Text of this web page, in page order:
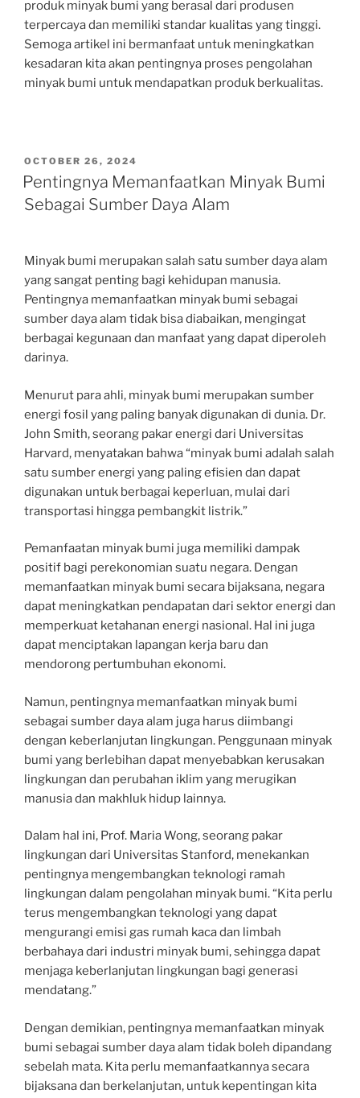
produk minyak bumi yang berasal dari produsen
terpercaya dan memiliki standar kualitas yang tinggi.
Semoga artikel ini bermanfaat untuk meningkatkan
kesadaran kita akan pentingnya proses pengolahan
minyak bumi untuk mendapatkan produk berkualitas.
POSTED
ON
OCTOBER 26, 2024
Pentingnya Memanfaatkan Minyak Bumi
Sebagai Sumber Daya Alam
Minyak bumi merupakan salah satu sumber daya alam
yang sangat penting bagi kehidupan manusia.
Pentingnya memanfaatkan minyak bumi sebagai
sumber daya alam tidak bisa diabaikan, mengingat
berbagai kegunaan dan manfaat yang dapat diperoleh
darinya.
Menurut para ahli, minyak bumi merupakan sumber
energi fosil yang paling banyak digunakan di dunia. Dr.
John Smith, seorang pakar energi dari Universitas
Harvard, menyatakan bahwa “minyak bumi adalah salah
satu sumber energi yang paling efisien dan dapat
digunakan untuk berbagai keperluan, mulai dari
transportasi hingga pembangkit listrik.”
Pemanfaatan minyak bumi juga memiliki dampak
positif bagi perekonomian suatu negara. Dengan
memanfaatkan minyak bumi secara bijaksana, negara
dapat meningkatkan pendapatan dari sektor energi dan
memperkuat ketahanan energi nasional. Hal ini juga
dapat menciptakan lapangan kerja baru dan
mendorong pertumbuhan ekonomi.
Namun, pentingnya memanfaatkan minyak bumi
sebagai sumber daya alam juga harus diimbangi
dengan keberlanjutan lingkungan. Penggunaan minyak
bumi yang berlebihan dapat menyebabkan kerusakan
lingkungan dan perubahan iklim yang merugikan
manusia dan makhluk hidup lainnya.
Dalam hal ini, Prof. Maria Wong, seorang pakar
lingkungan dari Universitas Stanford, menekankan
pentingnya mengembangkan teknologi ramah
lingkungan dalam pengolahan minyak bumi. “Kita perlu
terus mengembangkan teknologi yang dapat
mengurangi emisi gas rumah kaca dan limbah
berbahaya dari industri minyak bumi, sehingga dapat
menjaga keberlanjutan lingkungan bagi generasi
mendatang.”
Dengan demikian, pentingnya memanfaatkan minyak
bumi sebagai sumber daya alam tidak boleh dipandang
sebelah mata. Kita perlu memanfaatkannya secara
bijaksana dan berkelanjutan, untuk kepentingan kita